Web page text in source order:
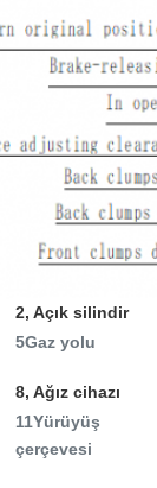
2, Açık silindir
5Gaz yolu
8, Ağız cihazı
11Yürüyüş
çerçevesi